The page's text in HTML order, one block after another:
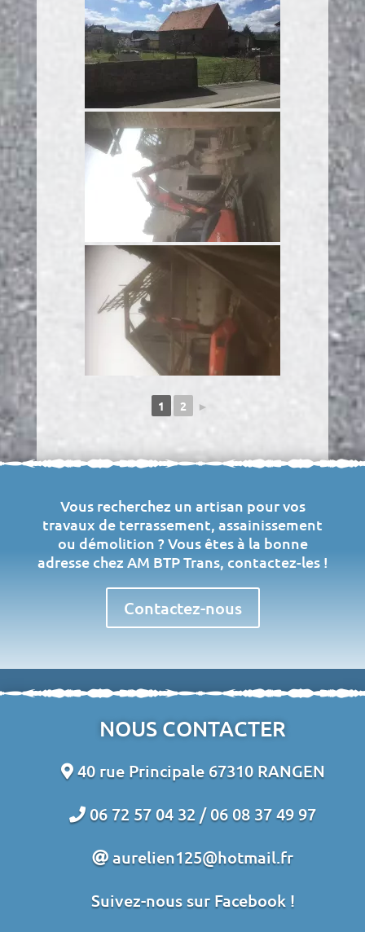
1 2 ►
Vous recherchez un artisan pour vos
travaux de terrassement, assainissement
ou démolition ? Vous êtes à la bonne
adresse chez AM BTP Trans, contactez-les !
Contactez-nous
NOUS CONTACTER
40 rue Principale 67310 RANGEN
06 72 57 04 32 /06 08 37 49 97
aurelien125@hotmail.fr
Suivez-nous sur Facebook !